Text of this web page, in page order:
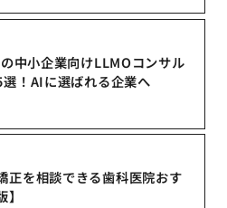
中小企業向けLLMOコンサル
！AIに選ばれる企業へ
正を相談できる歯科医院おす